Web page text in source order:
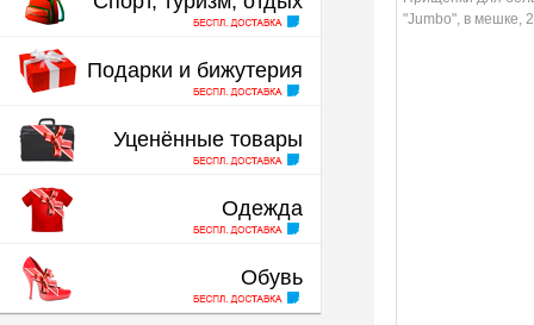
Подарки и бижутерия
Уценённые товары
Одежда
Обувь
"Jumbo", в мешке,